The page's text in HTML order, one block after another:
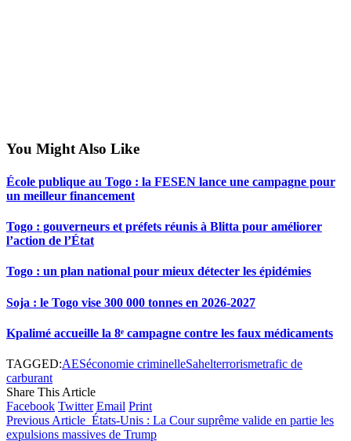
You Might Also Like
École publique au Togo : la FESEN lance une campagne pour
un meilleur financement
Togo : gouverneurs et préfets réunis à Blitta pour améliorer
l’action de l’État
Togo : un plan national pour mieux détecter les épidémies
Soja : le Togo vise 300 000 tonnes en 2026-2027
Kpalimé accueille la 8ᵉ campagne contre les faux médicaments
TAGGED:AESéconomie criminelleSahelterrorismetrafic de
carburant
Share This Article
Facebook Twitter Email Print
Previous Article États-Unis : La Cour suprême valide en partie les
expulsions massives de Trump